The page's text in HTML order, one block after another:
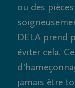
ou des
DELA prend
éviter cela.
jamais être